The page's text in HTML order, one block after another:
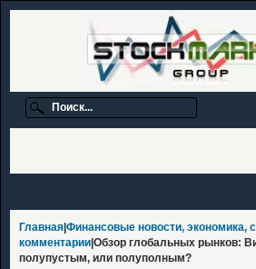
Главная Финансовые новости, экономика,
комментарии |Обзор глобальных рынков:
полупустым, или полуполным?